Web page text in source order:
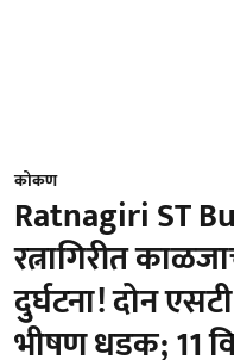
कोकण
Ratnagiri ST
रत्नागिरीत
दुर्घटना! दोन
भीषण धडक; 11